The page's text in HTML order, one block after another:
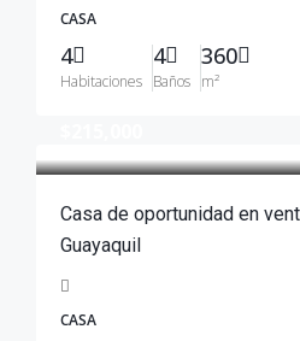
CASA
4
Habitaciones
4
Baños
360
m²
Casa de oportunidad en
Guayaquil
CASA